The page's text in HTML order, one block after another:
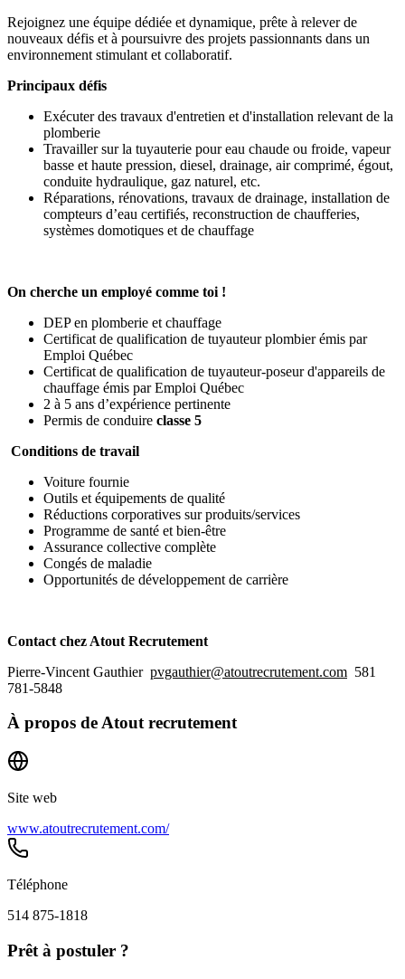
Rejoignez une équipe dédiée et dynamique, prête à relever de
nouveaux défis et à poursuivre des projets passionnants dans un
environnement stimulant et collaboratif.
Principaux défis
Exécuter des travaux d'entretien et d'installation relevant de la
plomberie
Travailler sur la tuyauterie pour eau chaude ou froide, vapeur
basse et haute pression, diesel, drainage, air comprimé, égout,
conduite hydraulique, gaz naturel, etc.
Réparations, rénovations, travaux de drainage, installation de
compteurs d’eau certifiés, reconstruction de chaufferies,
systèmes domotiques et de chauffage
On cherche un employé comme toi !
DEP en plomberie et chauffage
Certificat de qualification de tuyauteur plombier émis par
Emploi Québec
Certificat de qualification de tuyauteur-poseur d'appareils de
chauffage émis par Emploi Québec
2 à 5 ans d’expérience pertinente
Permis de conduire classe 5
Conditions de travail
Voiture fournie
Outils et équipements de qualité
Réductions corporatives sur produits/services
Programme de santé et bien-être
Assurance collective complète
Congés de maladie
Opportunités de développement de carrière
Contact chez Atout Recrutement
Pierre-Vincent Gauthier pvgauthier@atoutrecrutement.com 581
781-5848
À propos deAtout recrutement
Site web
www.atoutrecrutement.com/
Téléphone
514 875-1818
Prêt à postuler ?